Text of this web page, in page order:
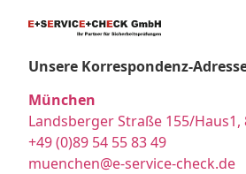
Unsere Korrespondenz-
München
Landsberger Straße 155/Haus1,
+49 (0)89 54 55 83 49
muenchen@e-service-check.de